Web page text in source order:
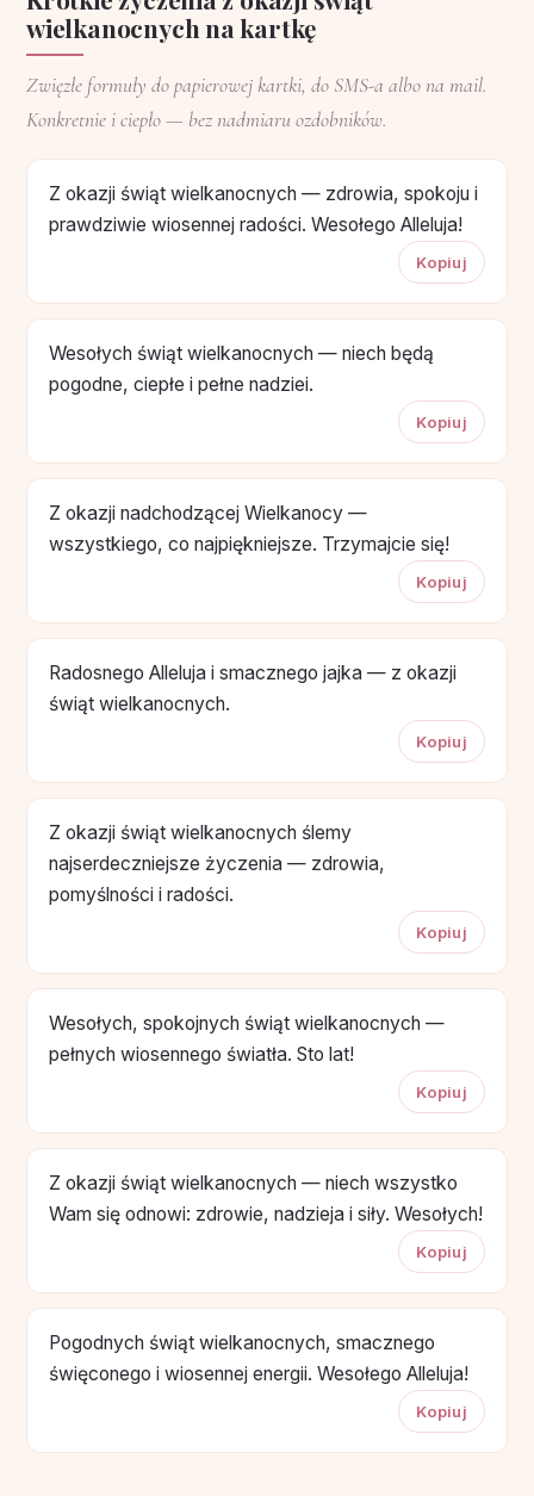
wielkanocnych na kartkę
Zwięzłe formuły do papierowej kartki, do SMS-a albo na mail.
Konkretnie i ciepło — bez nadmiaru ozdobników.
Z okazji świąt wielkanocnych — zdrowia, spokoju i
prawdziwie wiosennej radości. Wesołego Alleluja!
Kopiuj
Wesołych świąt wielkanocnych — niech będą
pogodne, ciepłe i pełne nadziei.
Kopiuj
Z okazji nadchodzącej Wielkanocy —
wszystkiego, co najpiękniejsze. Trzymajcie się!
Kopiuj
Radosnego Alleluja i smacznego jajka — z okazji
świąt wielkanocnych.
Kopiuj
Z okazji świąt wielkanocnych ślemy
najserdeczniejsze życzenia — zdrowia,
pomyślności i radości.
Kopiuj
Wesołych, spokojnych świąt wielkanocnych —
pełnych wiosennego światła. Sto lat!
Kopiuj
Z okazji świąt wielkanocnych — niech wszystko
Wam się odnowi: zdrowie, nadzieja i siły. Wesołych!
Kopiuj
Pogodnych świąt wielkanocnych, smacznego
święconego i wiosennej energii. Wesołego Alleluja!
Kopiuj